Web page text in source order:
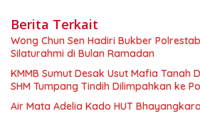
Berita Terkait
Wong Chun Sen Hadiri Bukber
Silaturahmi di Bulan Ramadan
KMMB Sumut Desak Usut Mafia Tanah
SHM Tumpang Tindih Dilimpahkan ke
Air Mata Adelia Kado HUT Bhayangkara